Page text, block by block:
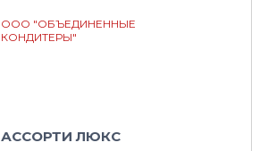
ООО "ОБЪЕДИНЕННЫЕ
КОНДИТЕРЫ"
АССОРТИ ЛЮКС